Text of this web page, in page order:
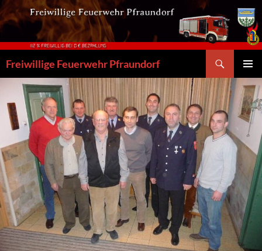
Zum
Inhalt
springen
Freiwillige Feuerwehr Pfraundorf
MENÜ